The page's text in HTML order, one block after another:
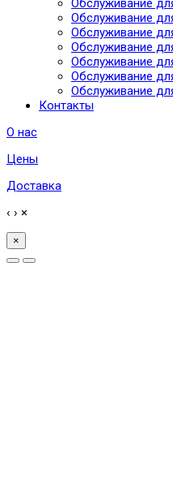
Обслуживание
Обслуживание
Обслуживание
Обслуживание
Обслуживание
Обслуживание
Обслуживание
Контакты
О нас
Цены
Доставка
‹ › ×
×